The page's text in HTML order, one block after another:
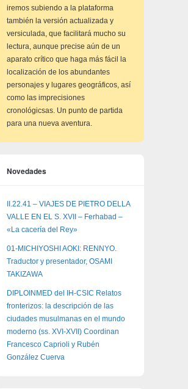
iremos subiendo a la plataforma
también la versión actualizada y
versiculada, que facilitará mucho su
lectura, aunque precise aún de un
aparato crítico que haga más fácil la
localización de los abundantes
personajes y lugares geográficos, así
como las imprecisiones
cronológicsas. Un punto de partida
para una nueva aventura.
Novedades
II.22.41 – VIAJES DE PIETRO DELLA
VALLE EN EL S. XVII – Ferhabad –
«La cacería del Rey»
01-MICHIYOSHI AOKI: RENNYO.
Traductor y presentador, OSAMI
TAKIZAWA
DIPLOINMED del IH-CSIC Relatos
fronterizos: la descripción de las
ciudades musulmanas en el mundo
moderno (ss. XVI-XVII) Coordinan
Francesco Caprioli y Rubén
González Cuerva